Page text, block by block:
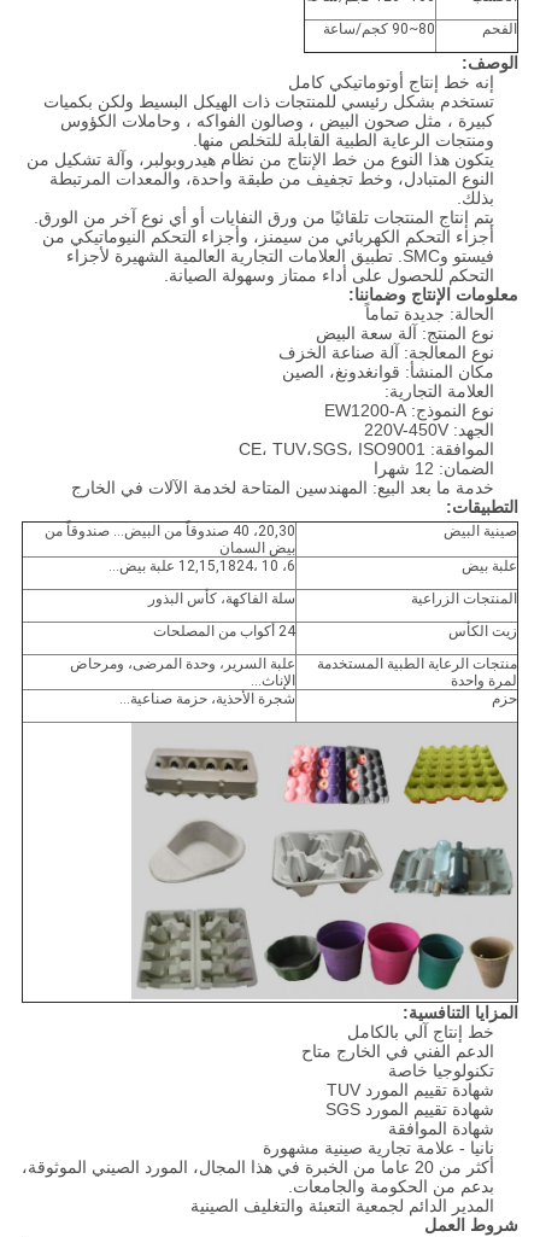
الفحم
80~90 كجم/ساعة
الوصف:
إنه خط إنتاج أوتوماتيكي كامل
تستخدم بشكل رئيسي للمنتجات ذات الهيكل البسيط ولكن بكميات
كبيرة ، مثل صحون البيض ، وصالون الفواكه ، وحاملات الكؤوس
ومنتجات الرعاية الطبية القابلة للتخلص منها.
يتكون هذا النوع من خط الإنتاج من نظام هيدروبولبر، وآلة تشكيل من
النوع المتبادل، وخط تجفيف من طبقة واحدة، والمعدات المرتبطة
بذلك.
يتم إنتاج المنتجات تلقائيًا من ورق النفايات أو أي نوع آخر من الورق.
أجزاء التحكم الكهربائي من سيمنز، وأجزاء التحكم النيوماتيكي من
فيستو وSMC. تطبيق العلامات التجارية العالمية الشهيرة لأجزاء
التحكم للحصول على أداء ممتاز وسهولة الصيانة.
معلومات الإنتاج وضماننا:
الحالة: جديدة تماماً
نوع المنتج: آلة سعة البيض
نوع المعالجة: آلة صناعة الخزف
مكان المنشأ: قوانغدونغ، الصين
العلامة التجارية:
نوع النموذج: EW1200-A
الجهد: 220V-450V
الموافقة: CE، TUV،SGS، ISO9001
الضمان: 12 شهرا
خدمة ما بعد البيع: المهندسين المتاحة لخدمة الآلات في الخارج
التطبيقات:
صينية البيض
20,30، 40 صندوقاً من البيض... صندوقاً من
بيض السمان
علبة بيض
6، 10 ،12,15,1824 علبة بيض...
المنتجات الزراعية
سلة الفاكهة، كأس البذور
زيت الكأس
24 أكواب من المصلحات
منتجات الرعاية الطبية المستخدمة
لمرة واحدة
علبة السرير، وحدة المرضى، ومرحاض
الإناث...
حزم
شجرة الأحذية، حزمة صناعية...
المزايا التنافسية:
خط إنتاج آلي بالكامل
الدعم الفني في الخارج متاح
تكنولوجيا خاصة
شهادة تقييم المورد TUV
شهادة تقييم المورد SGS
شهادة الموافقة
نانيا - علامة تجارية صينية مشهورة
أكثر من 20 عاما من الخبرة في هذا المجال، المورد الصيني الموثوقة،
بدعم من الحكومة والجامعات.
المدير الدائم لجمعية التعبئة والتغليف الصينية
شروط العمل